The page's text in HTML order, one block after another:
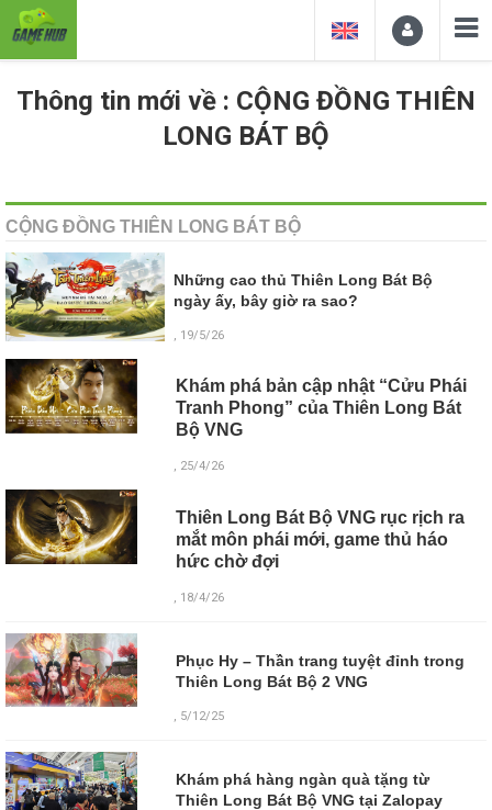
Thông tin mới về : CỘNG ĐỒNG THIÊN
LONG BÁT BỘ
CỘNG ĐỒNG THIÊN LONG BÁT BỘ
Những cao thủ Thiên Long Bát Bộ
ngày ấy, bây giờ ra sao?
, 19/5/26
Khám phá bản cập nhật “Cửu Phái
Tranh Phong” của Thiên Long Bát
Bộ VNG
, 25/4/26
Thiên Long Bát Bộ VNG rục rịch ra
mắt môn phái mới, game thủ háo
hức chờ đợi
, 18/4/26
Phục Hy – Thần trang tuyệt đỉnh trong
Thiên Long Bát Bộ 2 VNG
, 5/12/25
Khám phá hàng ngàn quà tặng từ
Thiên Long Bát Bộ VNG tại Zalopay